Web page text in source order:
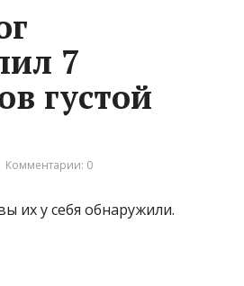
7
густой
Комментарии: 0
их у себя обнаружили.